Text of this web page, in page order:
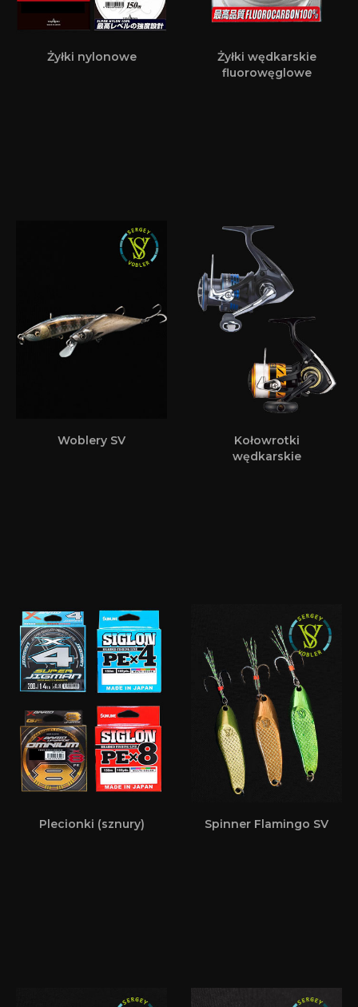
Żyłki nylonowe
Żyłki wędkarskie
fluorowęglowe
Woblery SV
Kołowrotki
wędkarskie
Plecionki (sznury) Spinner Flamingo SV